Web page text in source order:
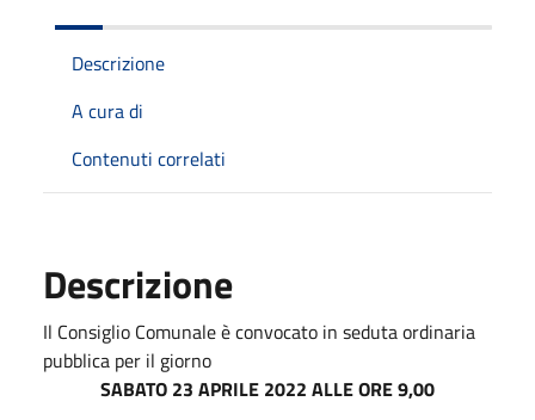
Descrizione
A cura di
Contenuti correlati
Descrizione
Il Consiglio Comunale è convocato in seduta ordinaria
pubblica per il giorno
SABATO 23 APRILE 2022 ALLE ORE 9,00